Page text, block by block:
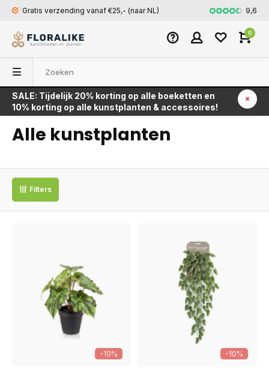
Gratis verzending vanaf €25,- (naar NL) Snel en9,6
0
SALE: Tijdelijk 20% korting op alle boeketten en
10% korting op alle kunstplanten & accessoires!
Terug
Alle kunstplanten
Filters
-10% -10%